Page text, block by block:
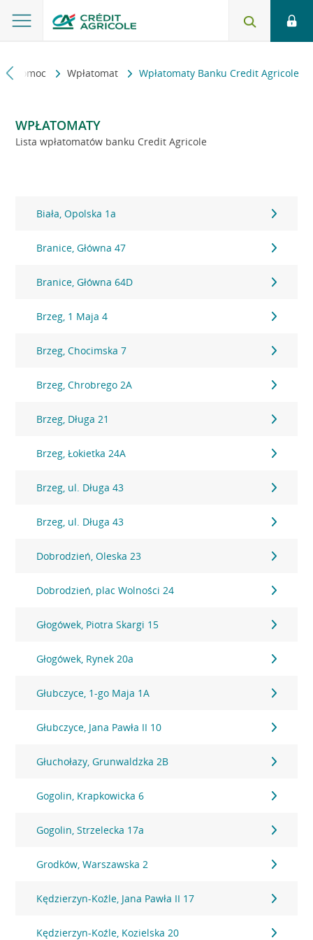
i pomoc Wpłatomat Wpłatomaty Banku Credit Agricole
WPŁATOMATY
Lista wpłatomatów banku Credit Agricole
Biała, Opolska 1a
Branice, Główna 47
Branice, Główna 64D
Brzeg, 1 Maja 4
Brzeg, Chocimska 7
Brzeg, Chrobrego 2A
Brzeg, Długa 21
Brzeg, Łokietka 24A
Brzeg, ul. Długa 43
Brzeg, ul. Długa 43
Dobrodzień, Oleska 23
Dobrodzień, plac Wolności 24
Głogówek, Piotra Skargi 15
Głogówek, Rynek 20a
Głubczyce, 1-go Maja 1A
Głubczyce, Jana Pawła II 10
Głuchołazy, Grunwaldzka 2B
Gogolin, Krapkowicka 6
Gogolin, Strzelecka 17a
Grodków, Warszawska 2
Kędzierzyn-Koźle, Jana Pawła II 17
Kędzierzyn-Koźle, Kozielska 20